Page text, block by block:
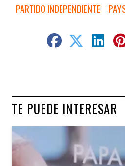
PARTIDO INDEPENDIENTE
TE PUEDE INTERESAR